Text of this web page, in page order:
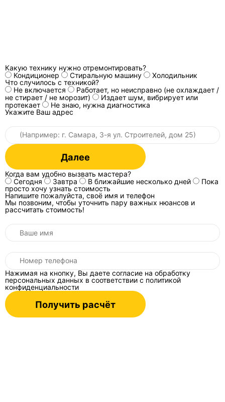
Почему кондиционер LG обмерзает?
Обмерзание вызывают слабый воздушный
поток, загрязнение испарителя или фильтров,
неисправность вентилятора или датчика, а
также проблемы холодильного контура.
Недостаток хладагента — только одна из
возможных причин.
Можно ли включать кондиционер
Нет. Устройство нужно отключить штатно и
перегретым контактом, двигателем, платой
или проводкой; повторный запуск способен
увеличить повреждение.
Какую технику нужно отремонтировать?
Кондиционер
Стиральную машину
Холодильник
Что случилось с техникой?
Не включается
Работает, но неисправно (не охлаждает /
не стирает / не морозит)
Издает шум, вибрирует или
протекает
Не знаю, нужна диагностика
Укажите Ваш адрес
Далее
Когда вам удобно вызвать мастера?
Сегодня
Завтра В ближайшие несколько дней
Пока
просто хочу узнать стоимость
Напишите пожалуйста, своё имя и телефон
Мы позвоним, чтобы уточнить пару важных нюансов и
рассчитать стоимость!
Нажимая на кнопку, Вы даете согласие на обработку
персональных данных в соответствии с политикой
конфиденциальности
Получить расчёт